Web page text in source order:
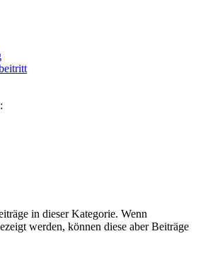
in dieser Kategorie. Wenn
werden, können diese aber Beiträge